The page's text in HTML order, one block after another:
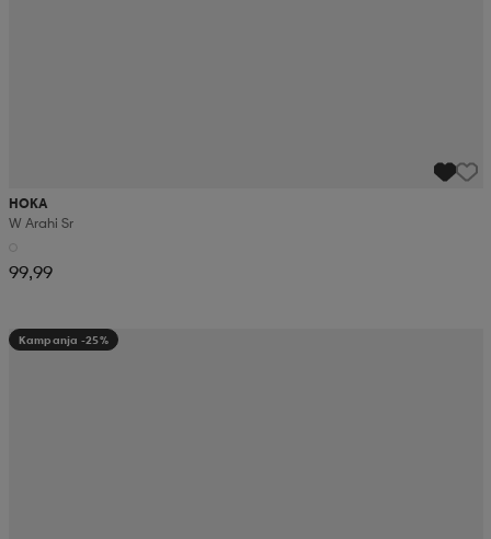
HOKA
W Arahi Sr
99,99
Kampanja -25%